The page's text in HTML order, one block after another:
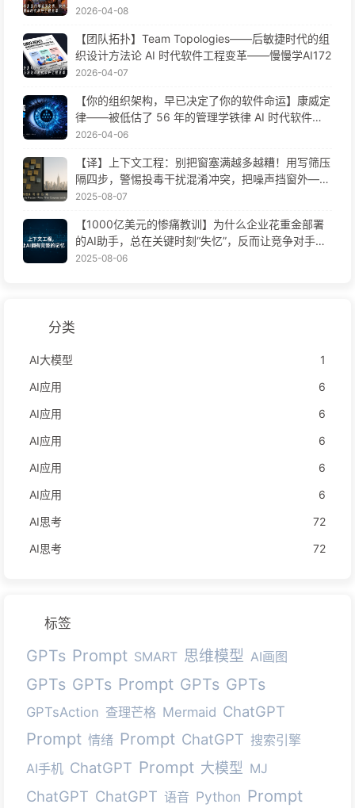
2026-04-08
【团队拓扑】Team Topologies——后敏捷时代的组
织设计方法论 AI 时代软件工程变革——慢慢学AI172
2026-04-07
【你的组织架构，早已决定了你的软件命运】康威定
律——被低估了 56 年的管理学铁律 AI 时代软件工
程变革——慢慢学AI171
2026-04-06
【译】上下文工程：别把窗塞满越多越糟！用写筛压
隔四步，警惕投毒干扰混淆冲突，把噪声挡窗外——
慢慢学AI170
2025-08-07
【1000亿美元的惨痛教训】为什么企业花重金部署
的AI助手，总在关键时刻“失忆”，反而让竞争对手实
现90%性能提升？——慢慢学AI169
2025-08-06
分类
AI大模型
1
AI应用
6
AI应用
6
AI应用
6
AI应用
6
AI应用
6
AI思考
72
AI思考
72
标签
GPTs Prompt SMART 思维模型 AI画图
GPTs GPTs Prompt GPTs GPTs
GPTsAction 查理芒格 Mermaid ChatGPT
Prompt 情绪 Prompt ChatGPT 搜索引擎
AI手机 ChatGPT Prompt 大模型 MJ
ChatGPT ChatGPT 语音 Python Prompt